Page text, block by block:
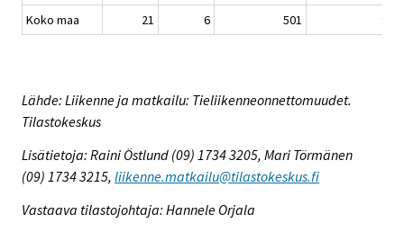
Koko maa
21 6 501 92
Lähde: Liikenne ja matkailu: Tieliikenneonnettomuudet.
Tilastokeskus
Lisätietoja: Raini Östlund (09) 1734 3205, Mari Törmänen
(09) 1734 3215, liikenne.matkailu@tilastokeskus.fi
Vastaava tilastojohtaja: Hannele Orjala